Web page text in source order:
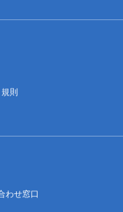
則
わせ窓口